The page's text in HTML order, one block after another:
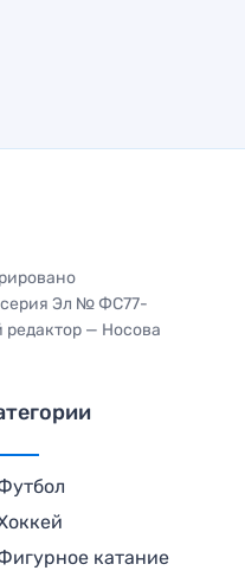
серия Эл № ФС77-
редактор — Носова
катание